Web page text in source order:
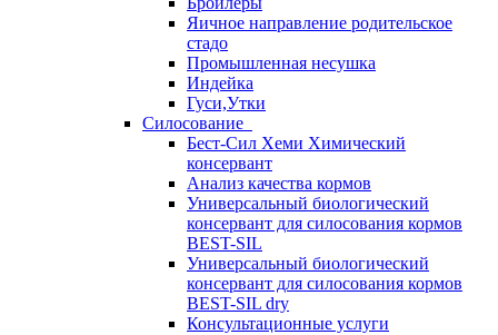
Яичное направление родительское
стадо
Промышленная несушка
Индейка
Гуси,Утки
Силосование
Бест-Сил Хеми Химический
консервант
Анализ качества кормов
Универсальный биологический
консервант для силосования кормов
BEST-SIL
Универсальный биологический
консервант для силосования кормов
BEST-SIL dry
Консультационные услуги